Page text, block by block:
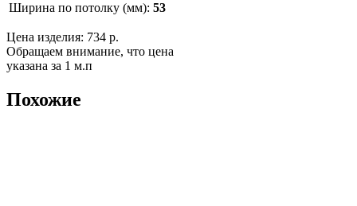
Ширина по потолку (мм): 53
Цена изделия: 734 р.
Обращаем внимание, что цена
указана за 1 м.п
Похожие